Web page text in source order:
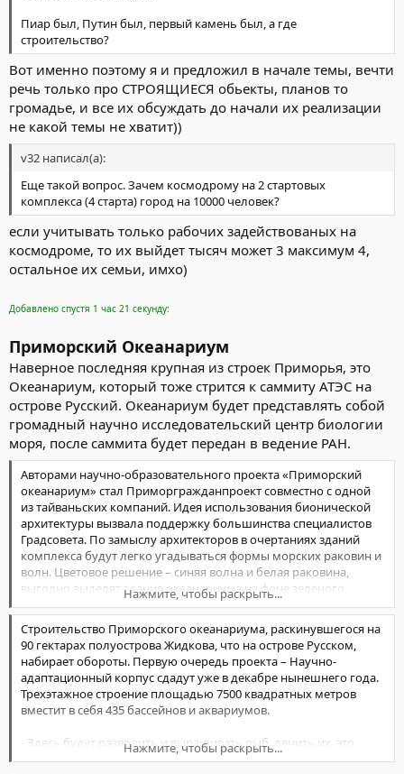
Пиар был, Путин был, первый камень был, а где
строительство?
Вот именно поэтому я и предложил в начале темы, вечти
речь только про СТРОЯЩИЕСЯ обьекты, планов то
громадье, и все их обсуждать до начали их реализации
не какой темы не хватит))
v32 написал(а):
Еще такой вопрос. Зачем космодрому на 2 стартовых
комплекса (4 старта) город на 10000 человек?
если учитывать только рабочих задействованых на
космодроме, то их выйдет тысяч может 3 максимум 4,
остальное их семьи, имхо)
Добавлено спустя 1 час 21 секунду:
Приморский Океанариум
Наверное последняя крупная из строек Приморья, это
Океанариум, который тоже стрится к саммиту АТЭС на
острове Русский. Океанариум будет представлять собой
громадный научно исследовательский центр биологии
моря, после саммита будет передан в ведение РАН.
Авторами научно-образовательного проекта «Приморский
океанариум» стал Приморгражданпроект совместно с одной
из тайваньских компаний. Идея использования бионической
архитектуры вызвала поддержку большинства специалистов
Градсовета. По замыслу архитекторов в очертаниях зданий
комплекса будут легко угадываться формы морских раковин и
волн. Цветовое решение – синяя волна и белая раковина,
выгодно выделят здания океанариума на фоне зеленого
массива.
По словам главного архитектора ОАО
«Приморгражданпроекта» Владимира Воробьева комплекс
будет состоять из нескольких объектов: въездной и парковой
зон, научно-адаптационного корпуса, зоны инженерных
сооружений и охраны памятников истории и культуры
(оборонительные сооружения острова), и непосредственно
Главное здание будет выполнено в форме перевернутой
Нажмите, чтобы раскрыть...
Строительство Приморского океанариума, раскинувшегося на
90 гектарах полуострова Жидкова, что на острове Русском,
набирает обороты. Первую очередь проекта – Научно-
адаптационный корпус сдадут уже в декабре нынешнего года.
Трехэтажное строение площадью 7500 квадратных метров
вместит в себя 435 бассейнов и аквариумов.
- Здесь будут разводить и выращивать рыб, лечить их, это
здание не будет предназначено для туристов, - рассказывает
Нажмите, чтобы раскрыть...